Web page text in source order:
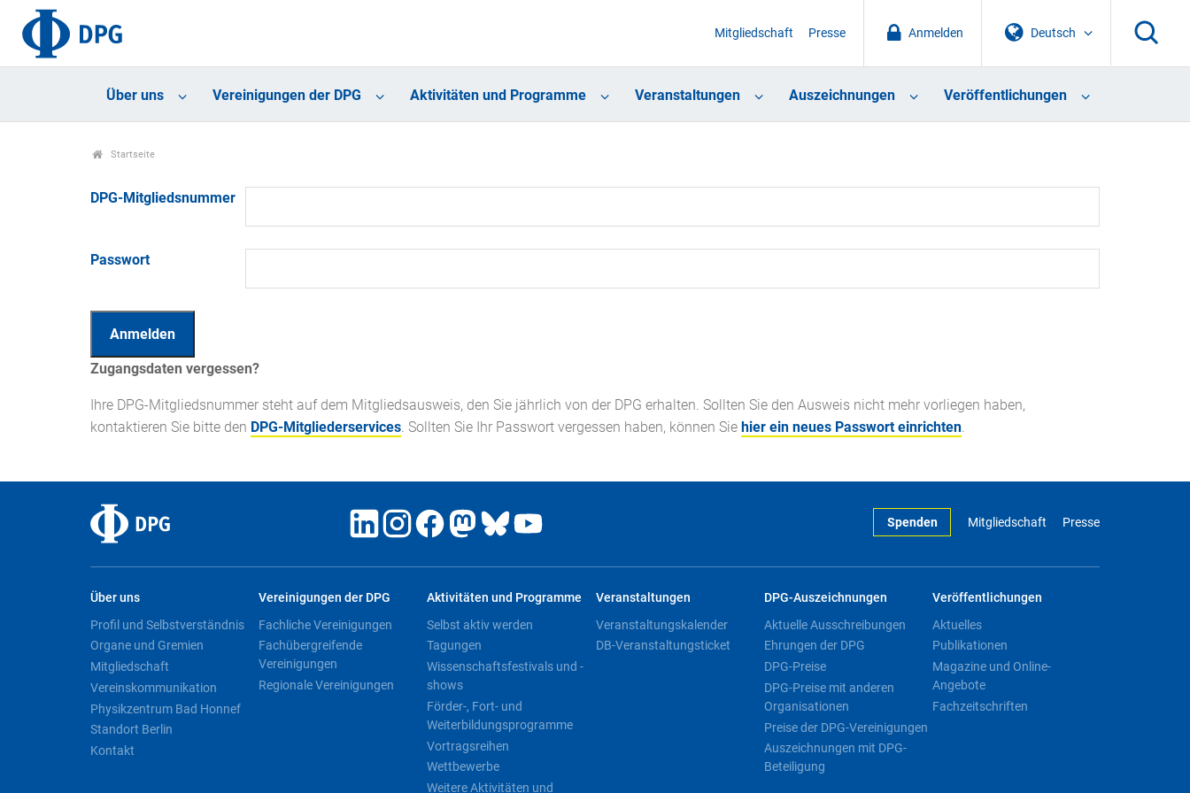
Deutsch
Anmelden
Mitgliedschaft Presse
Über uns Vereinigungen der DPG Aktivitäten und Programme Veranstaltungen Auszeichnungen Veröffentlichungen
Startseite
DPG-Mitgliedsnummer
Passwort
Zugangsdaten vergessen?
Ihre DPG-Mitgliedsnummer steht auf dem Mitgliedsausweis, den Sie jährlich von der DPG erhalten. Sollten Sie den Ausweis nicht mehr vorliegen haben,
kontaktieren Sie bitte den DPG-Mitgliederservices . Sollten Sie Ihr Passwort vergessen haben, können Sie hier ein neues Passwort einrichten
Spenden Mitgliedschaft Presse
Über uns
Profil und Selbstverständnis
Organe und Gremien
Mitgliedschaft
Vereinskommunikation
Physikzentrum Bad Honnef
Standort Berlin
Kontakt
Vereinigungen der DPG
Fachliche Vereinigungen
Fachübergreifende
Vereinigungen
Regionale Vereinigungen
Aktivitäten und Programme
Selbst aktiv werden
Tagungen
Wissenschaftsfestivals und -
shows
Förder-, Fort- und
Weiterbildungsprogramme
Vortragsreihen
Wettbewerbe
Weitere Aktivitäten und
Veranstaltungen
Veranstaltungskalender
DB-Veranstaltungsticket
DPG-Auszeichnungen
Aktuelle Ausschreibungen
Ehrungen der DPG
DPG-Preise
DPG-Preise mit anderen
Organisationen
Preise der DPG-Vereinigungen
Auszeichnungen mit DPG-
Beteiligung
Veröffentlichungen
Aktuelles
Publikationen
Magazine und Online-
Angebote
Fachzeitschriften